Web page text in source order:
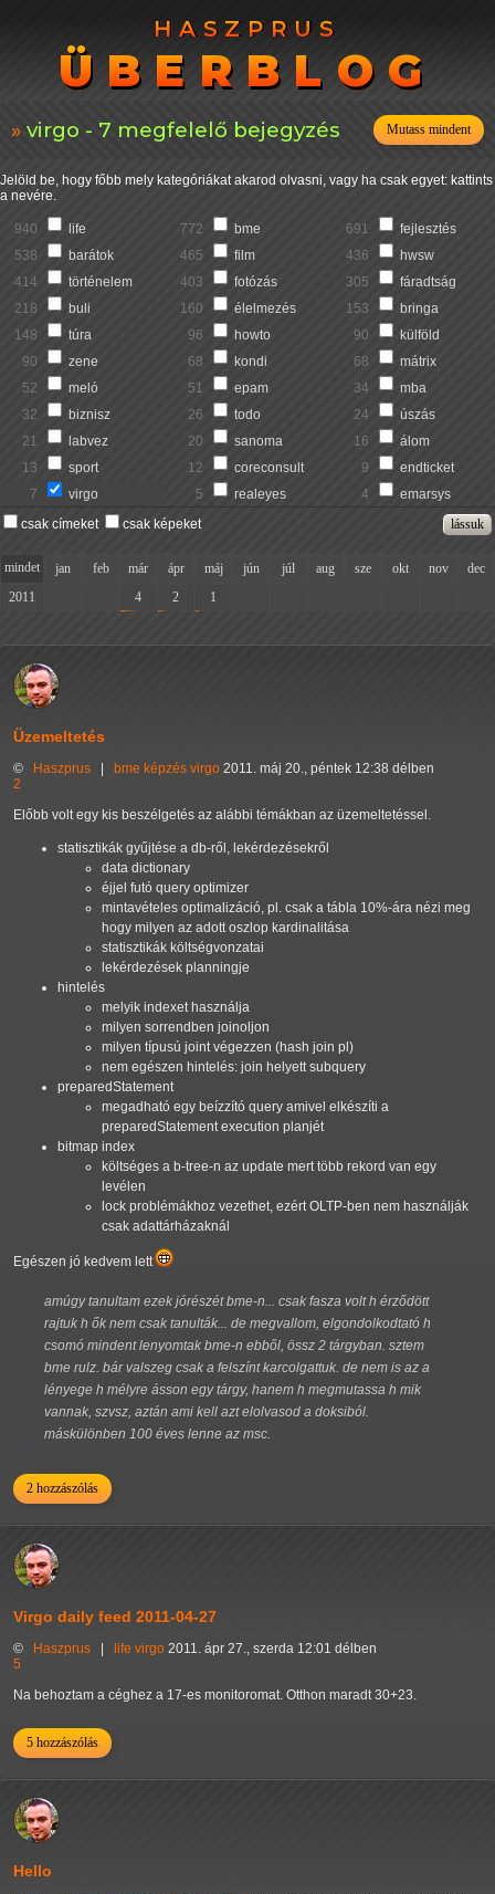
HASZPRUS
ÜBERBLOG
HASZPRUS
ÜBERBLOG
virgo - 7 megfelelő bejegyzés Mutass mindent
Jelöld be, hogy főbb mely kategóriákat akarod olvasni, vagy ha csak egyet: kattints
a nevére.
940 life 772 bme 691
fejlesztés
538
barátok 465 film 436
hwsw
414
történelem 403 fotózás 305
fáradtság
218
buli 160 élelmezés 153
bringa
148
túra 96 howto 90
külföld
90
zene 68 kondi 68
mátrix
52
meló 51 epam 34
mba
32
biznisz 26 todo 24
úszás
21
labvez 20 sanoma 16
álom
13
sport 12 coreconsult 9
endticket
7
virgo 5 realeyes 4
emarsys
csak címeket
csak képeket
mindet jan feb már ápr máj jún júl aug sze okt nov
dec
2011
4 2 1
Üzemeltetés
© Haszprus bme képzés virgo 2011. máj 20., péntek 12:38 délben
2
Előbb volt egy kis beszélgetés az alábbi témákban az üzemeltetéssel.
statisztikák gyűjtése a db-ről, lekérdezésekről
data dictionary
éjjel futó query optimizer
mintavételes optimalizáció, pl. csak a tábla 10%-ára nézi meg
hogy milyen az adott oszlop kardinalitása
statisztikák költségvonzatai
lekérdezések planningje
hintelés
melyik indexet használja
milyen sorrendben joinoljon
milyen típusú joint végezzen (hash join pl)
nem egészen hintelés: join helyett subquery
preparedStatement
megadható egy beízzító query amivel elkészíti a
preparedStatement execution planjét
bitmap index
költséges a b-tree-n az update mert több rekord van egy
levélen
lock problémákhoz vezethet, ezért OLTP-ben nem használják
csak adattárházaknál
Egészen jó kedvem lett
amúgy tanultam ezek jórészét bme-n... csak fasza volt h érződött
rajtuk h ők nem csak tanulták... de megvallom, elgondolkodtató h
csomó mindent lenyomtak bme-n ebből, össz 2 tárgyban. sztem
bme rulz. bár valszeg csak a felszínt karcolgattuk. de nem is az a
lényege h mélyre ásson egy tárgy, hanem h megmutassa h mik
vannak, szvsz, aztán ami kell azt elolvasod a doksiból.
máskülönben 100 éves lenne az msc.
2 hozzászólás
Virgo daily feed 2011-04-27
© Haszprus life virgo 2011. ápr 27., szerda 12:01 délben
5
Na behoztam a céghez a 17-es monitoromat. Otthon maradt 30+23.
5 hozzászólás
Hello